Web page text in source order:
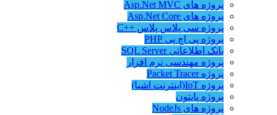
پروژه های Asp.Net MVC
پروژه های Asp.Net Core
پروژه سی پلاس پلاس ++C
پروژه پی اچ پی PHP
بانک اطلاعاتی SQL Server
پروژه مهندسی نرم افزار
پروژه Packet Tracer
پروژه IoT(اینترنت اشیا)
پروژه پایتون
پروژه های NodeJs